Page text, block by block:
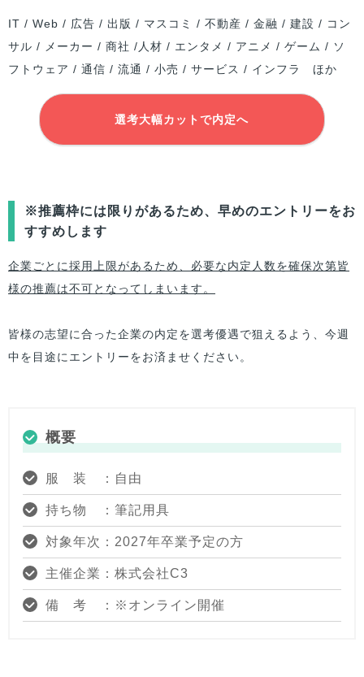
IT / Web / 広告 / 出版 / マスコミ / 不動産 / 金融 / 建設 / コン
サル / メーカー / 商社 /人材 / エンタメ / アニメ / ゲーム / ソ
フトウェア / 通信 / 流通 / 小売 / サービス / インフラ ほか
選考大幅カットで内定へ
※推薦枠には限りがあるため、早めのエントリーをお
すすめします
企業ごとに採用上限があるため、必要な内定人数を確保次第皆
様の推薦は不可となってしまいます。
皆様の志望に合った企業の内定を選考優遇で狙えるよう、今週
中を目途にエントリーをお済ませください。
概要
服 装 ：自由
持ち物 ：筆記用具
対象年次：2027年卒業予定の方
主催企業：株式会社C3
備 考 ：※オンライン開催